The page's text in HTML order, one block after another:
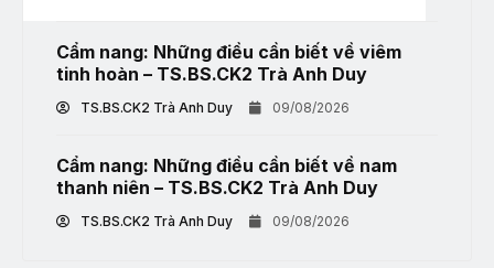
Cẩm nang: Những điều cần biết về viêm
tinh hoàn – TS.BS.CK2 Trà Anh Duy
TS.BS.CK2 Trà Anh Duy 09/08/2026
Cẩm nang: Những điều cần biết về nam
thanh niên – TS.BS.CK2 Trà Anh Duy
TS.BS.CK2 Trà Anh Duy 09/08/2026